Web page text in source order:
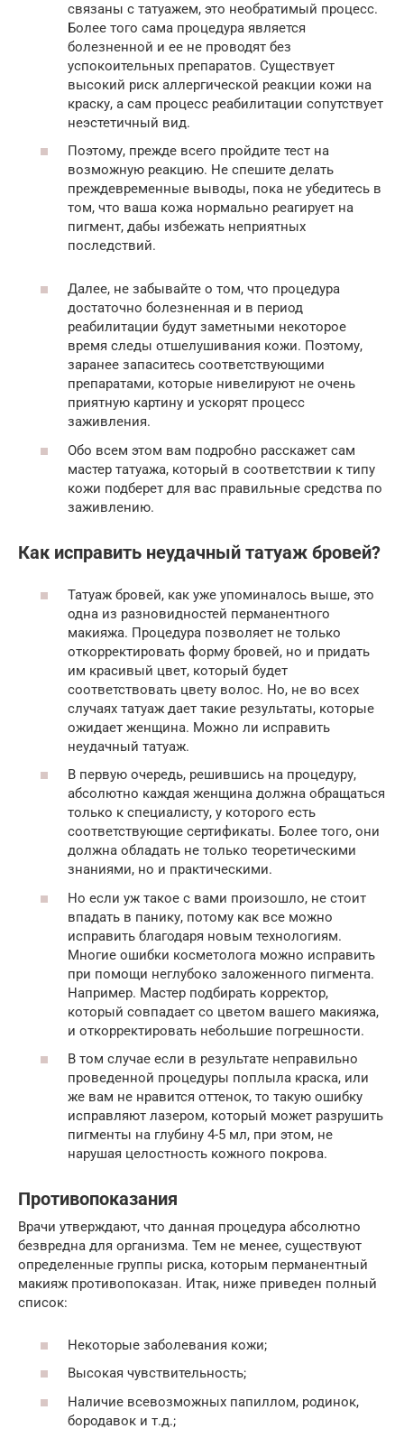
связаны с татуажем, это необратимый процесс.
Более того сама процедура является
болезненной и ее не проводят без
успокоительных препаратов. Существует
высокий риск аллергической реакции кожи на
краску, а сам процесс реабилитации сопутствует
неэстетичный вид.
Поэтому, прежде всего пройдите тест на
возможную реакцию. Не спешите делать
преждевременные выводы, пока не убедитесь в
том, что ваша кожа нормально реагирует на
пигмент, дабы избежать неприятных
последствий.
Далее, не забывайте о том, что процедура
достаточно болезненная и в период
реабилитации будут заметными некоторое
время следы отшелушивания кожи. Поэтому,
заранее запаситесь соответствующими
препаратами, которые нивелируют не очень
приятную картину и ускорят процесс
заживления.
Обо всем этом вам подробно расскажет сам
мастер татуажа, который в соответствии к типу
кожи подберет для вас правильные средства по
заживлению.
Как исправить неудачный татуаж бровей?
Татуаж бровей, как уже упоминалось выше, это
одна из разновидностей перманентного
макияжа. Процедура позволяет не только
откорректировать форму бровей, но и придать
им красивый цвет, который будет
соответствовать цвету волос. Но, не во всех
случаях татуаж дает такие результаты, которые
ожидает женщина. Можно ли исправить
неудачный татуаж.
В первую очередь, решившись на процедуру,
абсолютно каждая женщина должна обращаться
только к специалисту, у которого есть
соответствующие сертификаты. Более того, они
должна обладать не только теоретическими
знаниями, но и практическими.
Но если уж такое с вами произошло, не стоит
впадать в панику, потому как все можно
исправить благодаря новым технологиям.
Многие ошибки косметолога можно исправить
при помощи неглубоко заложенного пигмента.
Например. Мастер подбирать корректор,
который совпадает со цветом вашего макияжа,
и откорректировать небольшие погрешности.
В том случае если в результате неправильно
проведенной процедуры поплыла краска, или
же вам не нравится оттенок, то такую ошибку
исправляют лазером, который может разрушить
пигменты на глубину 4-5 мл, при этом, не
нарушая целостность кожного покрова.
Противопоказания
Врачи утверждают, что данная процедура абсолютно
безвредна для организма. Тем не менее, существуют
определенные группы риска, которым перманентный
макияж противопоказан. Итак, ниже приведен полный
список:
Некоторые заболевания кожи;
Высокая чувствительность;
Наличие всевозможных папиллом, родинок,
бородавок и т.д.;